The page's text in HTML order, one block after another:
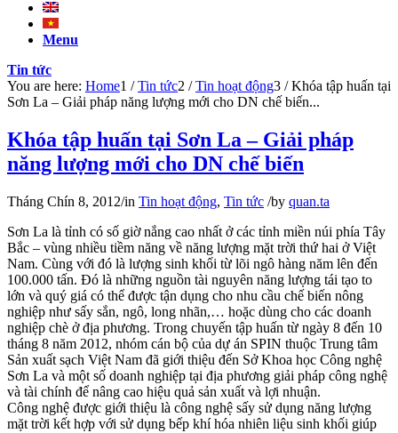
Menu
Tin tức
You are here: Home1 / Tin tức2 / Tin hoạt động3 / Khóa tập huấn tại
Sơn La – Giải pháp năng lượng mới cho DN chế biến...
Khóa tập huấn tại Sơn La – Giải pháp
năng lượng mới cho DN chế biến
Tháng Chín 8, 2012/in Tin hoạt động, Tin tức /by quan.ta
Sơn La là tỉnh có số giờ nắng cao nhất ở các tỉnh miền núi phía Tây
Bắc – vùng nhiều tiềm năng về năng lượng mặt trời thứ hai ở Việt
Nam. Cùng với đó là lượng sinh khối từ lõi ngô hàng năm lên đến
100.000 tấn. Đó là những nguồn tài nguyên năng lượng tái tạo to
lớn và quý giá có thể được tận dụng cho nhu cầu chế biến nông
nghiệp như sấy sắn, ngô, long nhãn,… hoặc dùng cho các doanh
nghiệp chè ở địa phương. Trong chuyến tập huấn từ ngày 8 đến 10
tháng 8 năm 2012, nhóm cán bộ của dự án SPIN thuộc Trung tâm
Sản xuất sạch Việt Nam đã giới thiệu đến Sở Khoa học Công nghệ
Sơn La và một số doanh nghiệp tại địa phương giải pháp công nghệ
và tài chính để nâng cao hiệu quả sản xuất và lợi nhuận.
Công nghệ được giới thiệu là công nghệ sấy sử dụng năng lượng
mặt trời kết hợp với sử dụng bếp khí hóa nhiên liệu sinh khối giúp